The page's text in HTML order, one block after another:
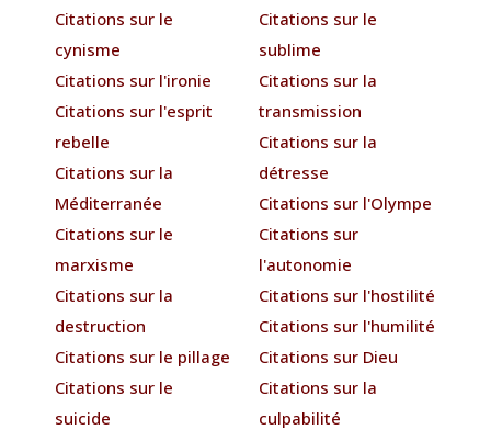
Citations sur le
cynisme
Citations sur l'ironie
Citations sur l'esprit
rebelle
Citations sur la
Méditerranée
Citations sur le
marxisme
Citations sur la
destruction
Citations sur le pillage
Citations sur le
suicide
Citations sur le
sublime
Citations sur la
transmission
Citations sur la
détresse
Citations sur l'Olympe
Citations sur
l'autonomie
Citations sur l'hostilité
Citations sur l'humilité
Citations sur Dieu
Citations sur la
culpabilité